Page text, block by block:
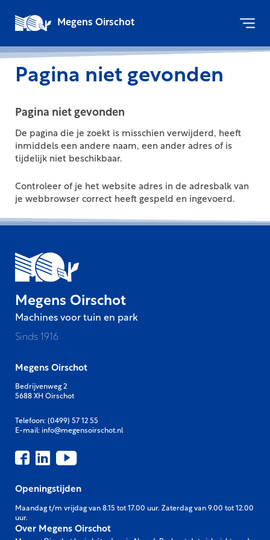
Megens Oirschot
Pagina niet gevonden
Pagina niet gevonden
De pagina die je zoekt is misschien verwijderd, heeft
inmiddels een andere naam, een ander adres of is
tijdelijk niet beschikbaar.
Controleer of je het website adres in de adresbalk van
je webbrowser correct heeft gespeld en ingevoerd.
Megens Oirschot
Machines voor tuin en park
Sinds 1916
Megens Oirschot
Bedrijvenweg 2
5688 XH Oirschot
Telefoon: (0499) 57 12 55
E-mail: info@megensoirschot.nl
Openingstijden
Maandag t/m vrijdag van 8.15 tot 17.00 uur. Zaterdag van 9.00 tot 12.00
uur.
Over Megens Oirschot